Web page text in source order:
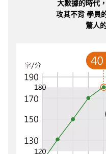
大數據的時代
攻其不背 學員
驚人